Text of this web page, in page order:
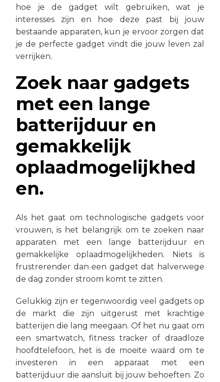
hoe je de gadget wilt gebruiken, wat je
interesses zijn en hoe deze past bij jouw
bestaande apparaten, kun je ervoor zorgen dat
je de perfecte gadget vindt die jouw leven zal
verrijken.
Zoek naar gadgets
met een lange
batterijduur en
gemakkelijk
oplaadmogelijkhed
en.
Als het gaat om technologische gadgets voor
vrouwen, is het belangrijk om te zoeken naar
apparaten met een lange batterijduur en
gemakkelijke oplaadmogelijkheden. Niets is
frustrerender dan een gadget dat halverwege
de dag zonder stroom komt te zitten.
Gelukkig zijn er tegenwoordig veel gadgets op
de markt die zijn uitgerust met krachtige
batterijen die lang meegaan. Of het nu gaat om
een smartwatch, fitness tracker of draadloze
hoofdtelefoon, het is de moeite waard om te
investeren in een apparaat met een
batterijduur die aansluit bij jouw behoeften. Zo